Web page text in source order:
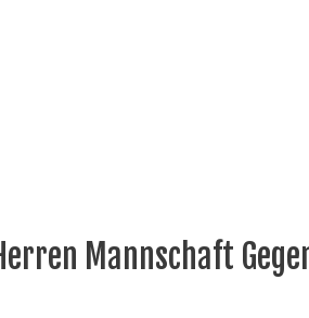
Mannschaft